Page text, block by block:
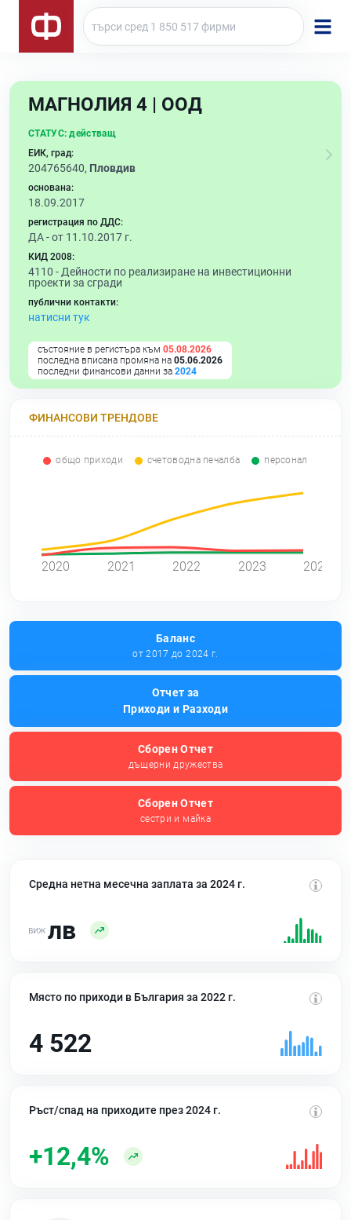
МАГНОЛИЯ 4 | ООД
СТАТУС: действащ
ЕИК, град:
204765640, Пловдив
основана:
18.09.2017
регистрация по ДДС:
ДА - от 11.10.2017 г.
КИД 2008:
4110 - Дейности по реализиране на инвестиционни
проекти за сгради
публични контакти:
натисни тук
състояние в регистъра към 05.08.2026
последна вписана промяна на 05.06.2026
последни финансови данни за 2024
ФИНАНСОВИ ТРЕНДОВЕ
общо приходи счетоводна печалба персонал
2020 2021 2022 2023 2024
Баланс
от 2017 до 2024 г.
Отчет за
Приходи и Разходи
Сборен Отчет
дъщерни дружества
Сборен Отчет
сестри и майка
Средна нетна месечна заплата за 2024 г.
лв
Място по приходи в България за 2022 г.
4 522
Ръст/спад на приходите през 2024 г.
+12,4%